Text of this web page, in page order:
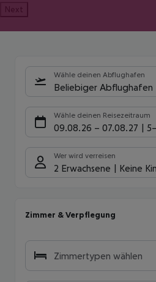
Next
Wähle deinen Abflughafen
Beliebiger Abflughafen
Wähle deinen Reisezeitraum
09.08.26 – 07.08.27
Wer wird verreisen
2 Erwachsene Keine
Zimmer & Verpflegung
Zimmertypen wählen